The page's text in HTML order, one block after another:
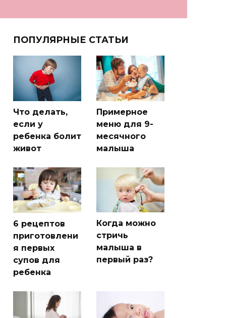
ПОПУЛЯРНЫЕ СТАТЬИ
Что делать,
если у
ребенка болит
живот
Примерное
меню для 9-
месячного
малыша
6 рецептов
приготовлени
я первых
супов для
ребенка
Когда можно
стричь
малыша в
первый раз?